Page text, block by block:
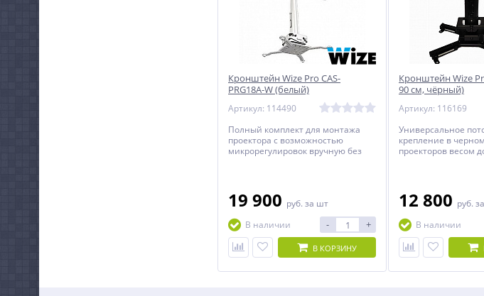
Кронштейн Wize Pro CAS-
PRG18A-W (белый)
Артикул: 114490
Полный комплект для монтажа
проектора с возможностью
микрорегулировок вручную без
19 900 руб. за шт
В наличии
- +
В КОРЗИНУ
Кронштейн Wize
90 см, чёрный)
Артикул: 116169
Универсальное
крепление в
проекторов весом
12 800 руб.
В наличии